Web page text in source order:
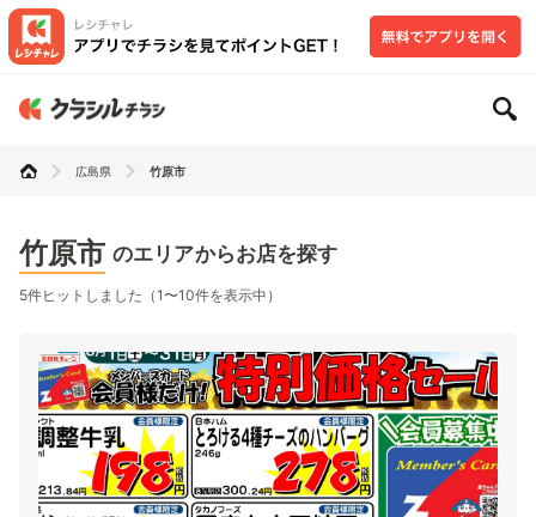
広島県 竹原市
竹原市 のエリアからお店を探す
5件ヒットしました（1〜10件を表示中）